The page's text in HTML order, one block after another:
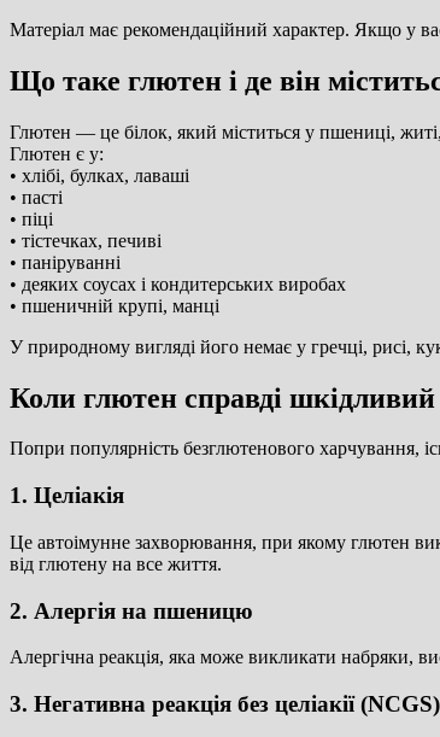
Матеріал має рекомендаційний характер. Якщо у
Що таке глютен і де він
Глютен — це білок, який міститься у пшениці, житі,
Глютен є у:
• хлібі, булках, лаваші
• пасті
• піці
• тістечках, печиві
• паніруванні
• деяких соусах і кондитерських виробах
• пшеничній крупі, манці
У природному вигляді його немає у гречці, рисі,
Коли глютен справді шкідливий
Попри популярність безглютенового харчування,
1. Целіакія
Це автоімунне захворювання, при якому глютен
від глютену на все життя.
2. Алергія на пшеницю
Алергічна реакція, яка може викликати набряки,
3. Негативна реакція без целіакії (NCGS)